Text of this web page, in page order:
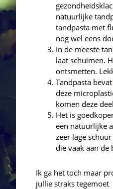
natuurlijke
tandpasta met
nog wel eens
In de meeste
laat schuimen.
ontsmetten.
Tandpasta bevat
deze
komen deze
Het is
een natuurlijke
zeer lage
die vaak aan de
Ik ga het toch maar
jullie straks tegemoet